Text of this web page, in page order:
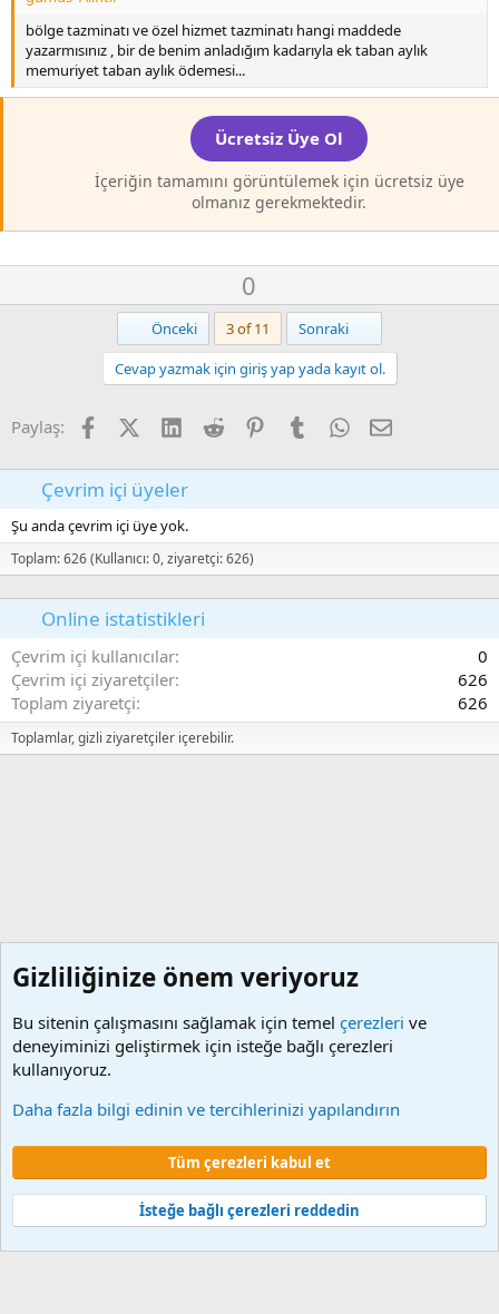
bölge tazminatı ve özel hizmet tazminatı hangi maddede
yazarmısınız , bir de benim anladığım kadarıyla ek taban aylık
memuriyet taban aylık ödemesi...
Ücretsiz Üye Ol
İçeriğin tamamını görüntülemek için ücretsiz üye
olmanız gerekmektedir.
O
y
l
a
0
o
w
n
v
t
Önceki 3 of 11 Sonraki
Cevap yazmak için giriş yap yada kayıt ol.
Paylaş: FacebookX (Twitter)
LinkedIn
Reddit PinterestTumblrWhatsApp
E-posta
Çevrim içi üyeler
Şu anda çevrim içi üye yok.
Toplam: 626 (Kullanıcı: 0, ziyaretçi: 626)
Online istatistikleri
Çevrim içi kullanıcılar
0
Çevrim içi ziyaretçiler
626
Toplam ziyaretçi
626
Toplamlar, gizli ziyaretçiler içerebilir.
Çerezler
Şartlar ve kurallar
Gizlilik politikası Yardım Ana sayfa
Community platform by XenForo © 2010-2024 XenForo Ltd.
Türkçe yama 🇹🇷 [XGT] Yazılım ve web hizmetleri 2014-2024
Gizliliğinize önem veriyoruz
Bu sitenin çalışmasını sağlamak için temel çerezleri ve
deneyiminizi geliştirmek için isteğe bağlı çerezleri
kullanıyoruz.
Daha fazla bilgi edinin ve tercihlerinizi yapılandırın
Tüm çerezleri kabul et
İsteğe bağlı çerezleri reddedin